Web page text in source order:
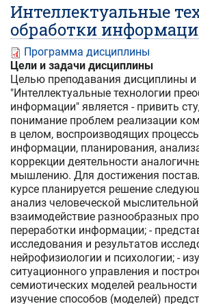
Интеллектуальные
обработки
Программа дисциплины
Цели и задачи дисциплины
Целью преподавания дисциплины и
"Интеллектуальные технологии
информации" является - привить
понимание проблем реализации
в целом, воспроизводящих
информации, планирования,
коррекции деятельности
мышлению. Для достижения
курсе планируется решение
анализ человеческой
взаимодействие разнообразных
переработки информации; -
исследования и результатов
нейрофизиологии и психологии; -
ситуационного управления и
семиотических моделей реальности
изучение способов (моделей)